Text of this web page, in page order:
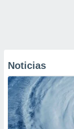
Noticias